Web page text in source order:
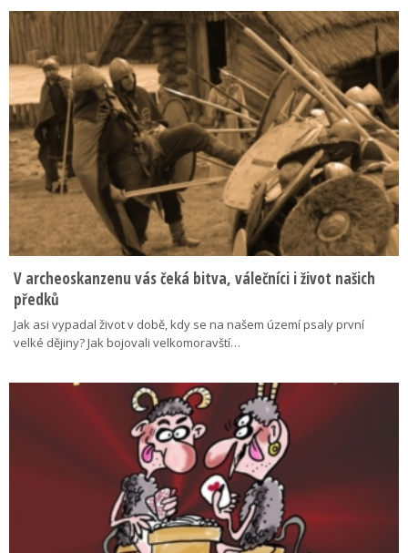
V archeoskanzenu vás čeká bitva, válečníci i život našich
předků
Jak asi vypadal život v době, kdy se na našem území psaly první
velké dějiny? Jak bojovali velkomoravští…